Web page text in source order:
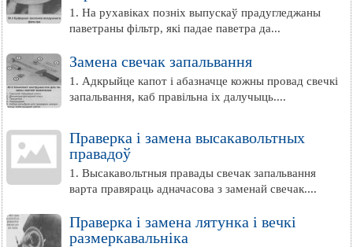
1. На рухавіках позніх выпускаў прадугледжаны
паветраны фільтр, які падае паветра да...
Замена свечак запальвання
1. Адкрыйце капот і абазначце кожны провад свечкі
запальвання, каб правільна іх далучыць....
Праверка і замена высакавольтных
правадоў
1. Высакавольтныя правады свечак запальвання
варта правяраць адначасова з заменай свечак....
Праверка і замена лятунка і вечкі
размеркавальніка